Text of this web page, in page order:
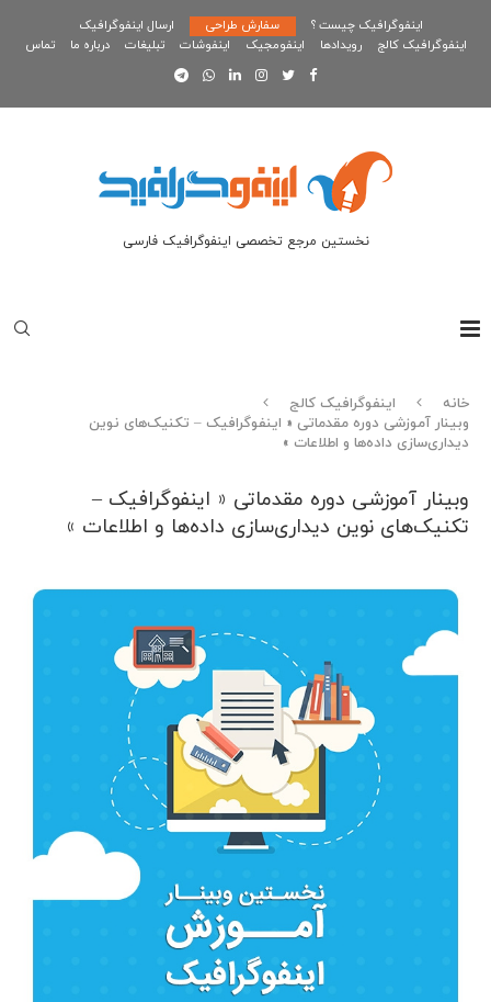
اینفوگرافیک چیست ؟ سفارش طراحی
ارسال اینفوگرافیک
اینفوگرافیک کالج
رویدادها اینفومجیک اینفوشات تبلیغات درباره ما تماس
نخستین مرجع تخصصی اینفوگرافیک فارسی
خانه
اینفوگرافیک کالج
وبینار آموزشی دوره مقدماتی « اینفوگرافیک – تکنیک‌های نوین
دیداری‌سازی داده‌ها و اطلاعات »
وبینار آموزشی دوره مقدماتی « اینفوگرافیک –
تکنیک‌های نوین دیداری‌سازی داده‌ها و اطلاعات »